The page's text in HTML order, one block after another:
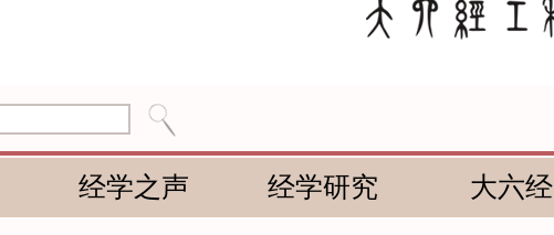
经学之声 经学研究 大六经